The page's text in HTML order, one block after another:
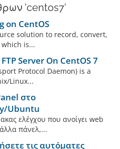
'centos7'
on CentOS
solution to record, convert,
is...
Server On CentOS 7
Protocol Daemon) is a
Linux...
στο
Ubuntu
ελέγχου που ανοίγει web
πάνελ,...
τις αυτόματες